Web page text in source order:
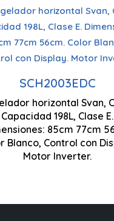
LED
SCH2003EDC
horizontal Svan,
Capacidad 198L, Clase E.
85cm 77cm
Blanco, Control con
Motor Inverter.
Tecnología Cíclica
Motor Inverter
Control Display LED